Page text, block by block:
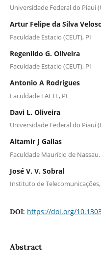
Universidade Federal do Piauí
Artur Felipe da Silva
Faculdade Estacio (CEUT), PI
Regenildo G. Oliveira
Faculdade Estacio (CEUT), PI
Antonio A Rodrigues
Faculdade FAETE, PI
Davi L. Oliveira
Universidade Federal do Piauí
Altamir J Gallas
Faculdade Maurício de Nassau,
José V. V. Sobral
Instituto de
DOI: https://doi.org/
Abstract